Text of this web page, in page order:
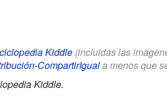
Kiddle(incluidas las
CompartirIguala menos que
Kiddle.